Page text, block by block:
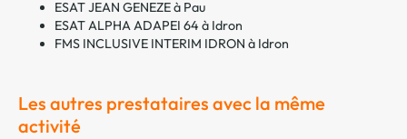
ESAT JEAN GENEZE à Pau
ESAT ALPHA ADAPEI 64 à Idron
FMS INCLUSIVE INTERIM IDRON à Idron
Les autres prestataires avec la même
activité